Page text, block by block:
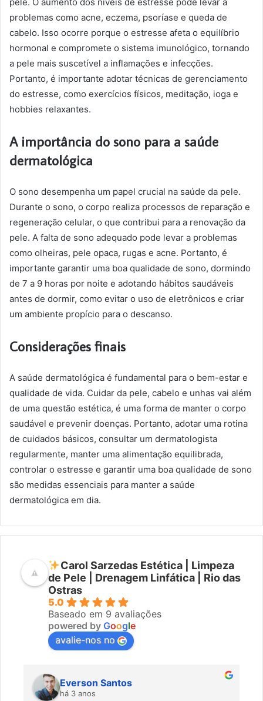
problemas como acne, eczema, psoríase e queda de
cabelo. Isso ocorre porque o estresse afeta o equilíbrio
hormonal e compromete o sistema imunológico, tornando
a pele mais suscetível a inflamações e infecções.
Portanto, é importante adotar técnicas de gerenciamento
do estresse, como exercícios físicos, meditação, ioga e
hobbies relaxantes.
A importância do sono para a saúde
dermatológica
O sono desempenha um papel crucial na saúde da pele.
Durante o sono, o corpo realiza processos de reparação e
regeneração celular, o que contribui para a renovação da
pele. A falta de sono adequado pode levar a problemas
como olheiras, pele opaca, rugas e acne. Portanto, é
importante garantir uma boa qualidade de sono, dormindo
de 7 a 9 horas por noite e adotando hábitos saudáveis
antes de dormir, como evitar o uso de eletrônicos e criar
um ambiente propício para o descanso.
Considerações finais
A saúde dermatológica é fundamental para o bem-estar e
qualidade de vida. Cuidar da pele, cabelo e unhas vai além
de uma questão estética, é uma forma de manter o corpo
saudável e prevenir doenças. Portanto, adotar uma rotina
de cuidados básicos, consultar um dermatologista
regularmente, manter uma alimentação equilibrada,
controlar o estresse e garantir uma boa qualidade de sono
são medidas essenciais para manter a saúde
dermatológica em dia.
Carol Sarzedas Estética | Limpeza
de Pele | Drenagem Linfática | Rio das
Ostras
5.0
Baseado em 9 avaliações
powered by Google
avalie-nos no
Everson Santos
há 3 anos